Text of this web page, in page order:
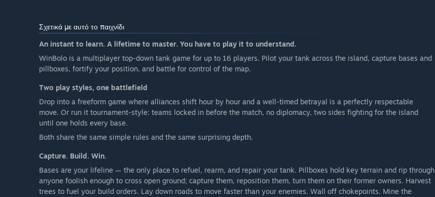
Σχετικά με αυτό το παιχνίδι
An instant to learn. A lifetime to master. You have to play it to understand.
WinBolo is a multiplayer top-down tank game for up to 16 players. Pilot your tank across the island, capture bases and
pillboxes, fortify your position, and battle for control of the map.
Two play styles, one battlefield
Drop into a freeform game where alliances shift hour by hour and a well-timed betrayal is a perfectly respectable
move. Or run it tournament-style: teams locked in before the match, no diplomacy, two sides fighting for the island
until one holds every base.
Both share the same simple rules and the same surprising depth.
Capture. Build. Win.
Bases are your lifeline — the only place to refuel, rearm, and repair your tank. Pillboxes hold key terrain and rip through
anyone foolish enough to cross open ground; capture them, reposition them, turn them on their former owners. Harvest
trees to fuel your build orders. Lay down roads to move faster than your enemies. Wall off chokepoints. Mine the